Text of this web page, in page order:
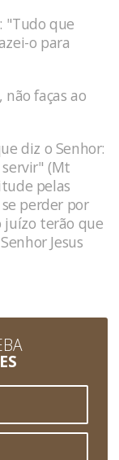
"Tudo que
o para
faças ao
diz o Senhor:
(Mt
pelas
perder por
juízo terão que
Jesus